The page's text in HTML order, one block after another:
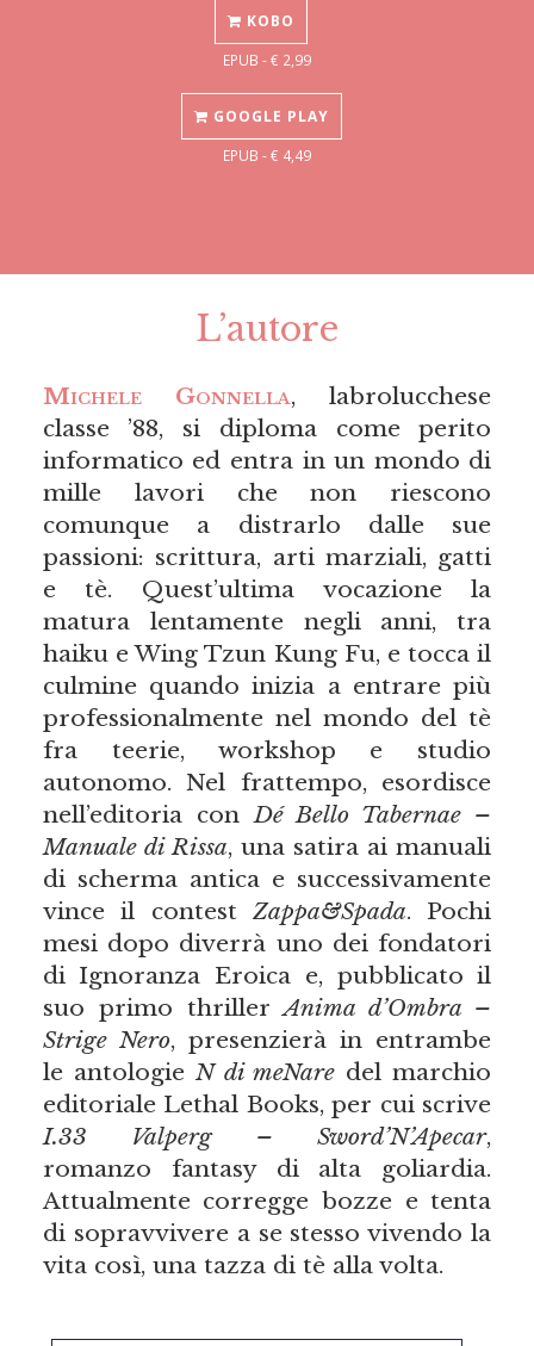
KOBO
EPUB - € 2,99
GOOGLE PLAY
EPUB - € 4,49
L’autore
Michele Gonnella, labrolucchese
classe ’88, si diploma come perito
informatico ed entra in un mondo di
mille lavori che non riescono
comunque a distrarlo dalle sue
passioni: scrittura, arti marziali, gatti
e tè. Quest’ultima vocazione la
matura lentamente negli anni, tra
haiku e Wing Tzun Kung Fu, e tocca il
culmine quando inizia a entrare più
professionalmente nel mondo del tè
fra teerie, workshop e studio
autonomo. Nel frattempo, esordisce
nell’editoria conDé Bello Tabernae –
Manuale di Rissa, una satira ai manuali
di scherma antica e successivamente
vince il contest Zappa&Spada. Pochi
mesi dopo diverrà uno dei fondatori
di Ignoranza Eroica e, pubblicato il
suo primo thrillerAnima d’Ombra –
Strige Nero, presenzierà in entrambe
le antologie N di meNare del marchio
editoriale Lethal Books, per cui scrive
I.33 Valperg – Sword’N’Apecar,
romanzo fantasy di alta goliardia.
Attualmente corregge bozze e tenta
di sopravvivere a se stesso vivendo la
vita così, una tazza di tè alla volta.